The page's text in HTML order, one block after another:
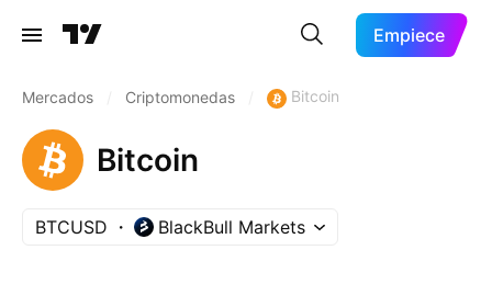
Empiece
Mercados Criptomonedas Bitcoin
Bitcoin
BTCUSD BlackBull Markets